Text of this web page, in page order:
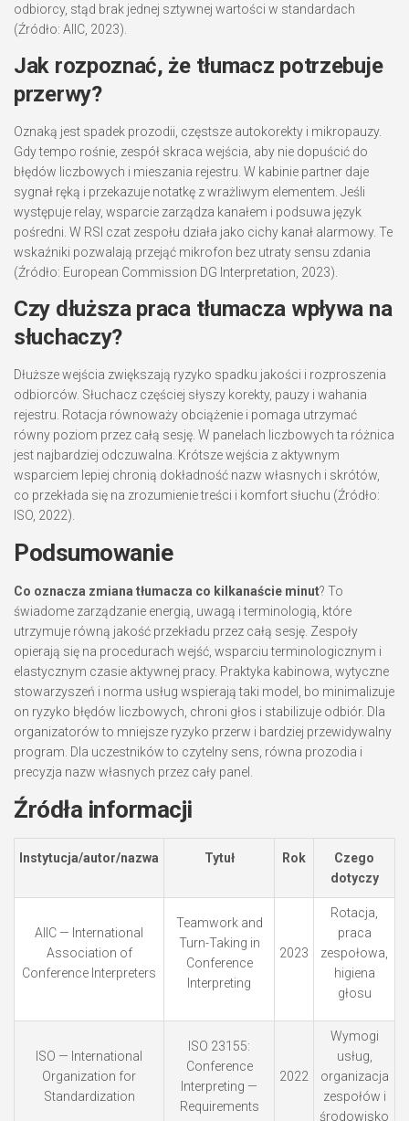
odbiorcy, stąd brak jednej sztywnej wartości w standardach
(Źródło: AIIC, 2023).
Jak rozpoznać, że tłumacz potrzebuje
przerwy?
Oznaką jest spadek prozodii, częstsze autokorekty i mikropauzy.
Gdy tempo rośnie, zespół skraca wejścia, aby nie dopuścić do
błędów liczbowych i mieszania rejestru. W kabinie partner daje
sygnał ręką i przekazuje notatkę z wrażliwym elementem. Jeśli
występuje relay, wsparcie zarządza kanałem i podsuwa język
pośredni. W RSI czat zespołu działa jako cichy kanał alarmowy. Te
wskaźniki pozwalają przejąć mikrofon bez utraty sensu zdania
(Źródło: European Commission DG Interpretation, 2023).
Czy dłuższa praca tłumacza wpływa na
słuchaczy?
Dłuższe wejścia zwiększają ryzyko spadku jakości i rozproszenia
odbiorców. Słuchacz częściej słyszy korekty, pauzy i wahania
rejestru. Rotacja równoważy obciążenie i pomaga utrzymać
równy poziom przez całą sesję. W panelach liczbowych ta różnica
jest najbardziej odczuwalna. Krótsze wejścia z aktywnym
wsparciem lepiej chronią dokładność nazw własnych i skrótów,
co przekłada się na zrozumienie treści i komfort słuchu (Źródło:
ISO, 2022).
Podsumowanie
Co oznacza zmiana tłumacza co kilkanaście minut? To
świadome zarządzanie energią, uwagą i terminologią, które
utrzymuje równą jakość przekładu przez całą sesję. Zespoły
opierają się na procedurach wejść, wsparciu terminologicznym i
elastycznym czasie aktywnej pracy. Praktyka kabinowa, wytyczne
stowarzyszeń i norma usług wspierają taki model, bo minimalizuje
on ryzyko błędów liczbowych, chroni głos i stabilizuje odbiór. Dla
organizatorów to mniejsze ryzyko przerw i bardziej przewidywalny
program. Dla uczestników to czytelny sens, równa prozodia i
precyzja nazw własnych przez cały panel.
Źródła informacji
Instytucja/autor/nazwa Tytuł Rok
Czego
dotyczy
AIIC — International
Association of
Conference Interpreters
Teamwork and
Turn-Taking in
Conference
Interpreting
2023
Rotacja,
praca
zespołowa,
higiena
głosu
ISO — International
Organization for
Standardization
ISO 23155:
Conference
Interpreting —
Requirements
2022
Wymogi
usług,
organizacja
zespołów i
środowisko